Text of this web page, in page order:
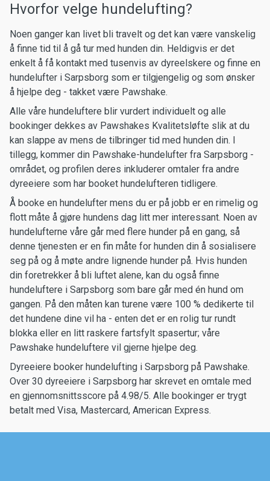
Hvorfor velge hundelufting?
Noen ganger kan livet bli travelt og det kan være vanskelig
å finne tid til å gå tur med hunden din. Heldigvis er det
enkelt å få kontakt med tusenvis av dyreelskere og finne en
hundelufter i Sarpsborg som er tilgjengelig og som ønsker
å hjelpe deg - takket være Pawshake.
Alle våre hundeluftere blir vurdert individuelt og alle
bookinger dekkes av Pawshakes Kvalitetsløfte slik at du
kan slappe av mens de tilbringer tid med hunden din. I
tillegg, kommer din Pawshake-hundelufter fra Sarpsborg -
området, og profilen deres inkluderer omtaler fra andre
dyreeiere som har booket hundelufteren tidligere.
Å booke en hundelufter mens du er på jobb er en rimelig og
flott måte å gjøre hundens dag litt mer interessant. Noen av
hundelufterne våre går med flere hunder på en gang, så
denne tjenesten er en fin måte for hunden din å sosialisere
seg på og å møte andre lignende hunder på. Hvis hunden
din foretrekker å bli luftet alene, kan du også finne
hundeluftere i Sarpsborg som bare går med én hund om
gangen. På den måten kan turene være 100 % dedikerte til
det hundene dine vil ha - enten det er en rolig tur rundt
blokka eller en litt raskere fartsfylt spasertur; våre
Pawshake hundeluftere vil gjerne hjelpe deg.
Dyreeiere booker hundelufting i Sarpsborg på Pawshake.
Over 30 dyreeiere i Sarpsborg har skrevet en omtale med
en gjennomsnittsscore på 4.98/5. Alle bookinger er trygt
betalt med Visa, Mastercard, American Express.